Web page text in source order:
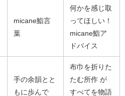
micane鮨言
葉
何かを感じ取
ってほしい！
micane鮨ア
ドバイス
手の余韻とと
もに歩んで
布巾を折りた
たむ所作 が
すべてを物語